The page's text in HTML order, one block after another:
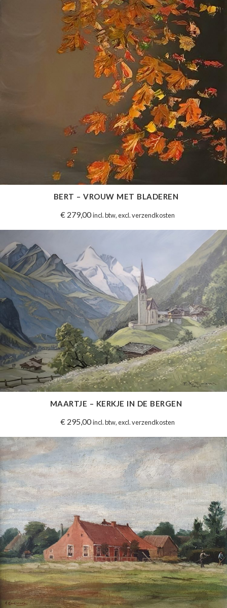
BERT – VROUW MET BLADEREN
€279,00 incl. btw, excl. verzendkosten
MAARTJE – KERKJE IN DE BERGEN
€295,00 incl. btw, excl. verzendkosten